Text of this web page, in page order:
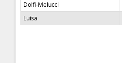
Dolfi-Melucci
Luisa